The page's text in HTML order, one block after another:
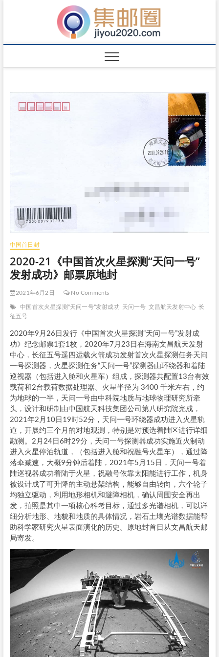
中国首日封
2020-21《中国首次火星探测“天问一号”
发射成功》邮票原地封
2021年6月2日 No Comments
中国首次火星探测“天问一号”发射成功 天问一号 文昌航天发射中心 长
征五号
2020年9月26日发行《中国首次火星探测“天问一号”发射成
功》纪念邮票1套1枚，2020年7月23日在海南文昌航天发射
中心，长征五号遥四运载火箭成功发射首次火星探测任务天问
一号探测器，火星探测任务“天问一号”探测器由环绕器和着陆
巡视器（包括进入舱和火星车）组成，探测器共配置13台有效
载荷和2台载荷数据处理器。火星半径为 3400 千米左右，约
为地球的一半，天问一号由中科院地质与地球物理研究所牵
头，设计和研制由中国航天科技集团公司第八研究院完成，
2021年2月10日19时52分，天问一号环绕器成功进入火星轨
道，开展约三个月的对地观测，特别是对预选着陆区进行详细
勘测。2月24日6时29分，天问一号探测器成功实施近火制动
进入火星停泊轨道，（包括进入舱和祝融号火星车），通过降
落伞减速，大概9分钟后着陆，2021年5月15日，天问一号着
陆巡视器成功着陆于火星，祝融号依靠太阳能进行工作，机身
被设计成了可升降的主动悬架结构，能够自由转向，六个轮子
均独立驱动，利用地形相机和避障相机，确认周围安全再出
发，拍照是其中一项核心科考目标，通过多光谱相机，可以详
细分析地形、地貌和地质的具体情况，岩石土壤光谱数据能帮
助科学家研究火星表面演化的历史。原地封首日从文昌航天邮
局寄发。